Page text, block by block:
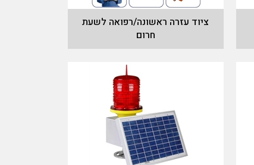
ציוד עזרה ראשונה/רפואה לשעת
חרום